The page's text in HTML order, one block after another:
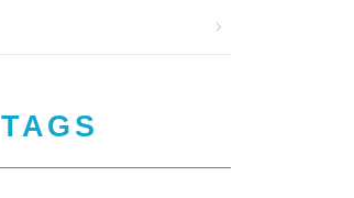
TAGS